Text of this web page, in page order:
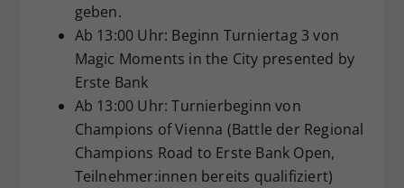
geben.
Ab 13:00 Uhr: Beginn Turniertag 3 von
Magic Moments in the City presented by
Erste Bank
Ab 13:00 Uhr: Turnierbeginn von
Champions of Vienna (Battle der Regional
Champions Road to Erste Bank Open,
Teilnehmer:innen bereits qualifiziert)